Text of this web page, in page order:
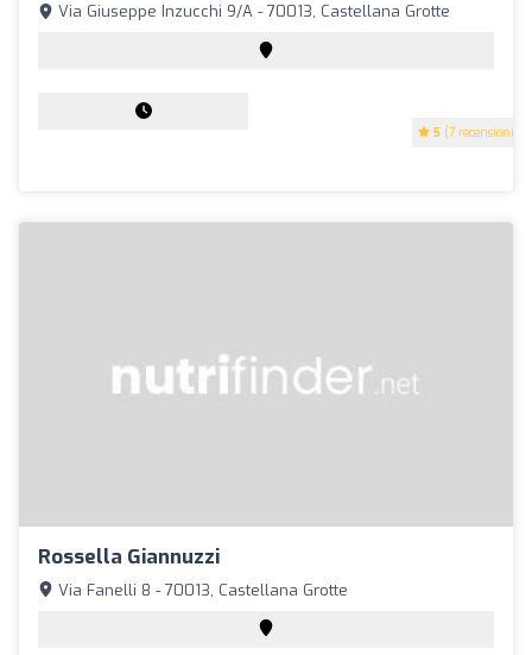
5 (7 recensioni)
Via Giuseppe Inzucchi 9/A - 70013, Castellana Grotte
Rossella Giannuzzi
Via Fanelli 8 - 70013, Castellana Grotte